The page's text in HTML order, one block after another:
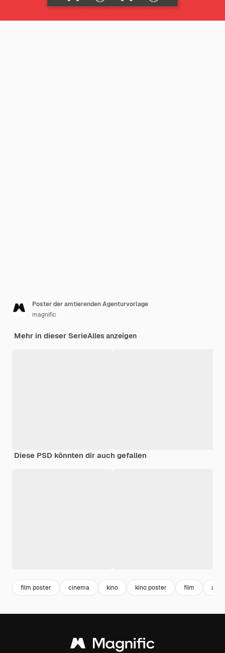
Poster der amtierenden Agenturvorlage
magnific
Mehr in dieser SerieAlles anzeigen
Diese PSD könnten dir auch gefallen
film poster cinema kino kino poster film